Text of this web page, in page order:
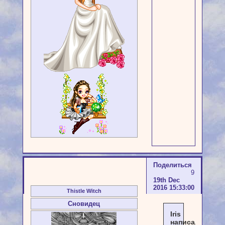
Поделиться
9
19th Dec
2016 15:33:00
Thistle Witch
Сновидец
Iris
написал(а):